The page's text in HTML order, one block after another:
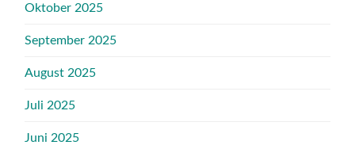
Oktober 2025
September 2025
August 2025
Juli 2025
Juni 2025